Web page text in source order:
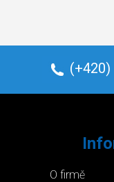
(+420)
O firmě